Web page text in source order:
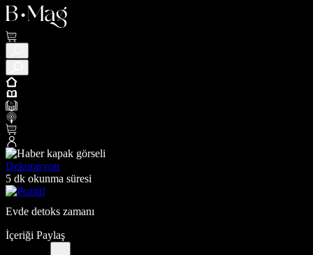
Dekorasyon
5 dk okunma süresi
Evde detoks zamanı
İçeriği Paylaş